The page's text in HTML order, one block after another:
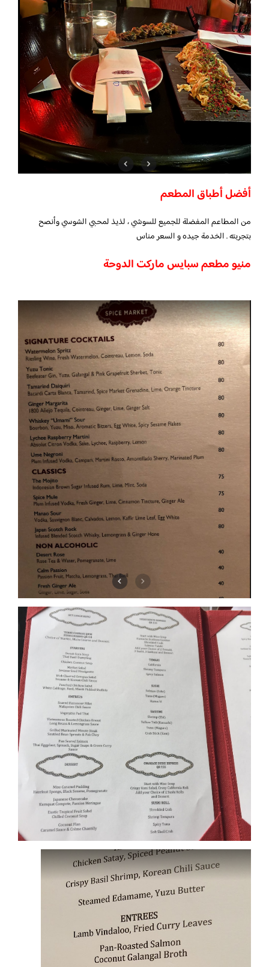
أفضل أطباق المطعم
من المطاعم المفضلة للجميع للسوشي ، لذيذ لمحبي الشوسي وأنصح
بتجربته . الخدمة جيده و السعر مناس
منيو مطعم سبايس ماركت الدوحة